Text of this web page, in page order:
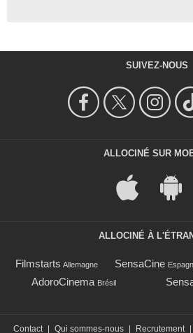
SUIVEZ-NOUS
ALLOCINÉ SUR
ALLOCINÉ À
Filmstarts Allemagne SensaCine
AdoroCinema Brésil
Contact Qui sommes-nous Recrutement